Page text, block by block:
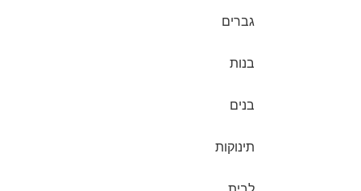
גברים
בנות
בנים
תינוקות